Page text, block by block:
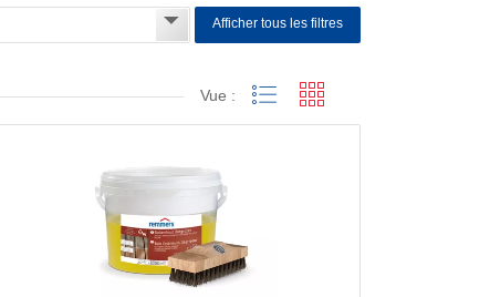
Afficher tous les filtres
Vue :